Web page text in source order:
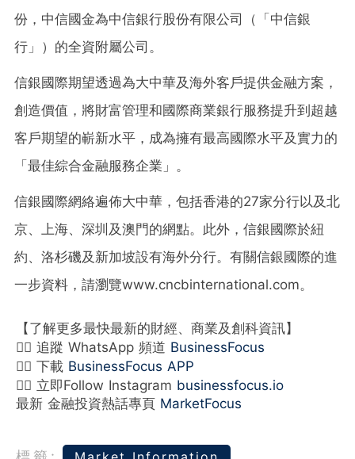
份，中信國金為中信銀行股份有限公司（「中信銀
行」）的全資附屬公司。
信銀國際期望透過為大中華及海外客戶提供金融方案，
創造價值，將財富管理和國際商業銀行服務提升到超越
客戶期望的嶄新水平，成為擁有最高國際水平及實力的
「最佳綜合金融服務企業」。
信銀國際網絡遍佈大中華，包括香港的27家分行以及北
京、上海、深圳及澳門的網點。此外，信銀國際於紐
約、洛杉磯及新加坡設有海外分行。有關信銀國際的進
一步資料，請瀏覽www.cncbinternational.com。
【了解更多最快最新的財經、商業及創科資訊】
👉🏻 追蹤 WhatsApp 頻道 BusinessFocus
👉🏻 下載 BusinessFocus APP
👉🏻 立即Follow Instagram businessfocus.io
最新 金融投資熱話專頁 MarketFocus